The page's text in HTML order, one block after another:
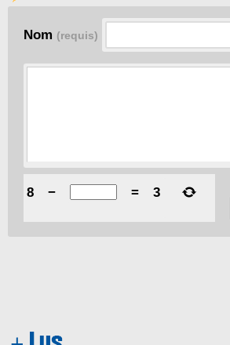
Nom (requis)
8 − = 3